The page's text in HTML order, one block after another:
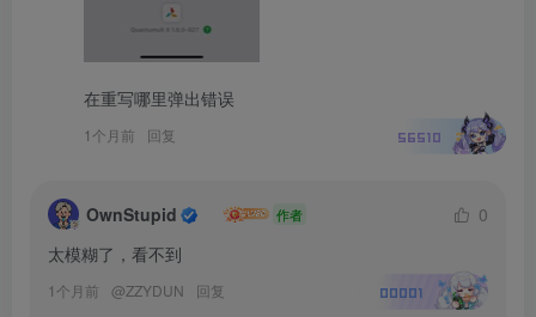
在重写哪里弹出错误
1个月前 回复 56510
OwnStupid 作者
0
太模糊了，看不到
1个月前 @ZZYDUN 回复 00001